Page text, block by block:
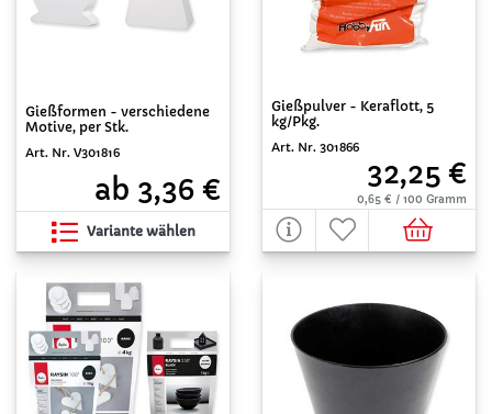
Gießformen - verschiedene
Motive, per Stk.
Art. Nr. V301816
ab 3,36 €
Variante wählen
Gießpulver - Keraflott, 5
kg/Pkg.
Art. Nr. 301866
32,25 €
0,65 € / 100 Gramm